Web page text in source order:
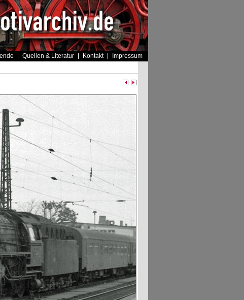
Quellen & Literatur Kontakt Impressum